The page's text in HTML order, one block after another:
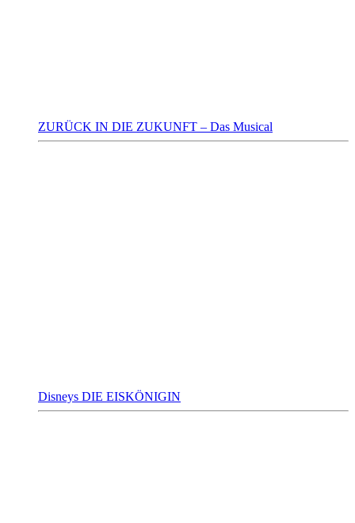
ZURÜCK IN DIE ZUKUNFT – Das Musical
Disneys DIE EISKÖNIGIN